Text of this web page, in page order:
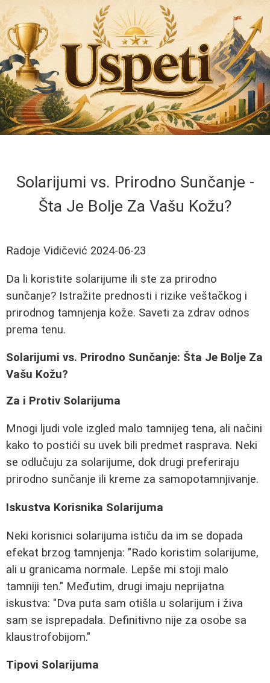
Solarijumi vs. Prirodno Sunčanje -
Šta Je Bolje Za Vašu Kožu?
Radoje Vidičević 2024-06-23
Da li koristite solarijume ili ste za prirodno
sunčanje? Istražite prednosti i rizike veštačkog i
prirodnog tamnjenja kože. Saveti za zdrav odnos
prema tenu.
Solarijumi vs. Prirodno Sunčanje: Šta Je Bolje Za
Vašu Kožu?
Za i Protiv Solarijuma
Mnogi ljudi vole izgled malo tamnijeg tena, ali načini
kako to postići su uvek bili predmet rasprava. Neki
se odlučuju za solarijume, dok drugi preferiraju
prirodno sunčanje ili kreme za samopotamnjivanje.
Iskustva Korisnika Solarijuma
Neki korisnici solarijuma ističu da im se dopada
efekat brzog tamnjenja: "Rado koristim solarijume,
ali u granicama normale. Lepše mi stoji malo
tamniji ten." Međutim, drugi imaju neprijatna
iskustva: "Dva puta sam otišla u solarijum i živa
sam se isprepadala. Definitivno nije za osobe sa
klaustrofobijom."
Tipovi Solarijuma